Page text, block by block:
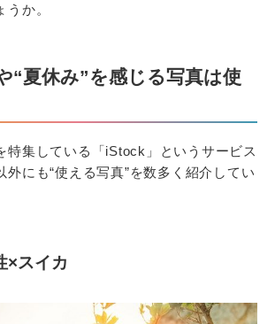
か。
“夏休み”を感じる写真は使
特集している「iStock」というサービス
外にも“使える写真”を数多く紹介してい
×スイカ